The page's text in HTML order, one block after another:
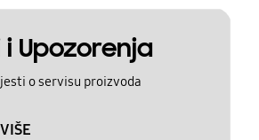
Upozorenja
o servisu proizvoda